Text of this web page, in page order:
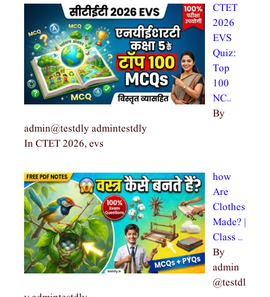
CTET
2026
EVS
Quiz:
Top
100
NC…
By
admin@testdly admintestdly
In CTET 2026, evs
how
Are
Clothes
Made? |
Class …
By
admin
@testdl